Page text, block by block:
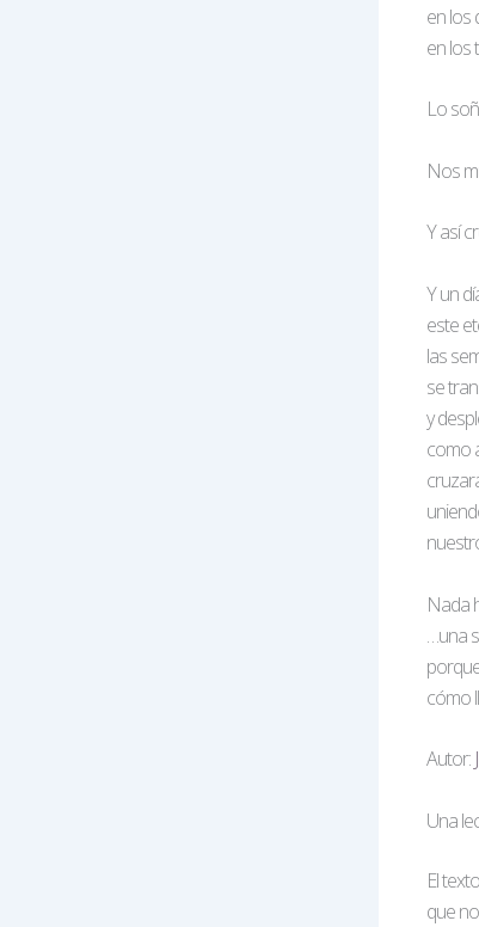
en los
en los
Lo
Nos
Y así
Y un
este
las
se
y
como
Nada
…una
cómo
Autor:
Una
El
que